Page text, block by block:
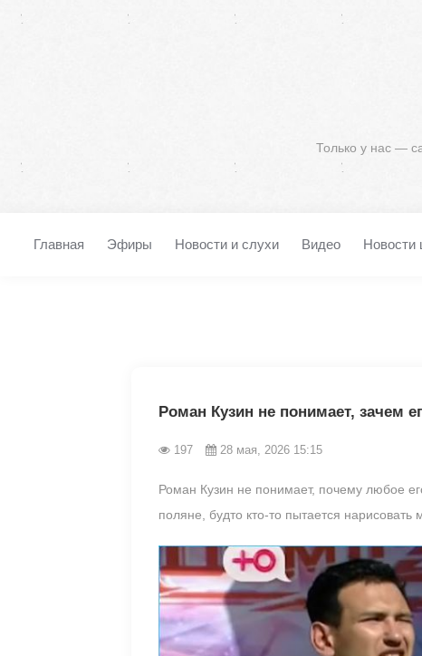
Только у нас —
Главная Эфиры Новости и слухи Видео Новости
Роман Кузин не понимает, зачем
197 28 мая, 2026 15:15
Роман Кузин не понимает, почему любое
поляне, будто кто-то пытается нарисовать